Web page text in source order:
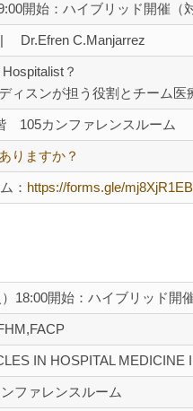
開始：ハイブリッド開催（
Dr.Efren C.Manjarrez
？
ィスンが担う役割とチーム医
105カンファレンスルーム
りますか？
： https://forms.gle/
18:00開始：ハイブリッド開
IN HOSPITAL MEDICINE
ファレンスルーム